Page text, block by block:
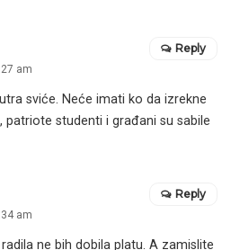
am
sviće. Neće imati ko da izrekne
patriote studenti i građani su sabile
Reply
am
ne bih dobila platu. A zamislite
Reply